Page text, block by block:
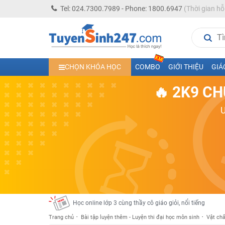
Tel: 024.7300.7989 - Phone: 1800.6947(Thời gian
CHỌN KHÓA HỌC COMBO GIỚI THIỆU
🔥 2K9
Học trực tuyến lớp 10 các môn Toán - Lý - Hóa - Văn -
Học online trực tuyến cấp Tiểu học và THCS năm học
Học online lớp 5 cùng thầy cô giáo giỏi, nổi tiếng
Học online lớp 7 cùng thầy cô giáo giỏi
Học online lớp 6 cùng thầy cô giỏi, nổi tiếng
Học online lớp 8 cùng thầy cô giáo giỏi
2K13! Bứt Phá Lớp 5 Năm Học 2023 - 2024
Học online lớp 4 cùng thầy cô giáo giỏi, nổi tiếng
Học online lớp 3 cùng thầy cô giáo giỏi, nổi tiếng
Học online lớp 2 với thầy cô giáo giỏi, nổi tiếng
Trang chủ Bài tập luyện thêm - Luyện thi đại học môn sinh Vật